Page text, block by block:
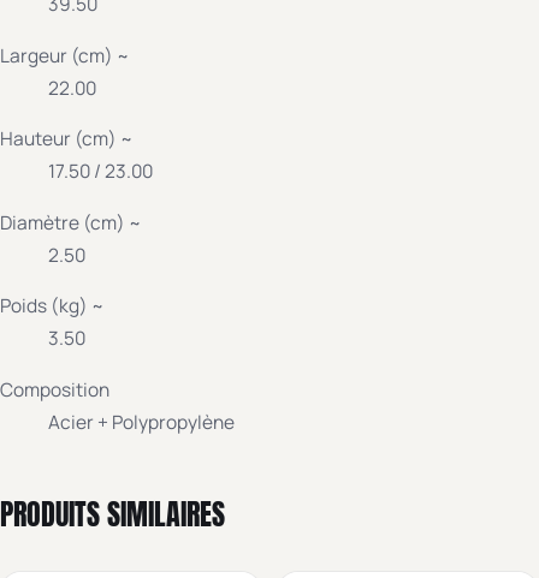
Largeur (cm) ~
22.00
Hauteur (cm) ~
17.50 / 23.00
Diamètre (cm) ~
2.50
Poids (kg) ~
3.50
Composition
Acier + Polypropylène
PRODUITS SIMILAIRES